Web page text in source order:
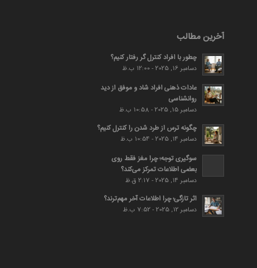
آخرین مطالب
چطور با افراد کنترل گر رفتار کنیم؟
دسامبر 16, 2025 - 12:00 ب.ظ
عادات ذهنی افراد شاد و موفق از دید
روانشناسی
دسامبر 15, 2025 - 10:58 ب.ظ
چگونه ترس از طرد شدن را کنترل کنیم؟
دسامبر 14, 2025 - 10:54 ب.ظ
سوگیری توجه؛ چرا مغز فقط روی
بعضی اطلاعات تمرکز می‌کند؟
دسامبر 14, 2025 - 2:17 ق.ظ
اثر تازگی؛ چرا اطلاعات آخر مهم‌ترند؟
دسامبر 12, 2025 - 7:52 ب.ظ